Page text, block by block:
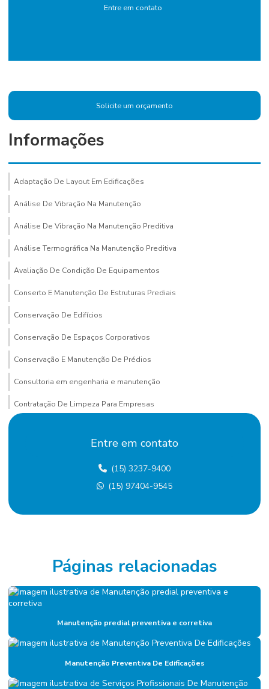
Entre em contato
Solicite um orçamento
Informações
Adaptação De Layout Em Edificações
Análise De Vibração Na Manutenção
Análise De Vibração Na Manutenção Preditiva
Análise Termográfica Na Manutenção Preditiva
Avaliação De Condição De Equipamentos
Conserto E Manutenção De Estruturas Prediais
Conservação De Edifícios
Conservação De Espaços Corporativos
Conservação E Manutenção De Prédios
Consultoria em engenharia e manutenção
Contratação De Limpeza Para Empresas
Contratação de mão de obra terceirizada
Custo terceirização mão de obra
Empresa De Manutenção Predial
Empresa De Serviços De Manutenção
Empresa especializada em mão de obra terceirizada
Empresa de facilities
Empresa de facilities industrial
Entre em contato
(15) 3237-9400
(15) 97404-9545
Páginas relacionadas
Manutenção predial preventiva e corretiva
Manutenção Preventiva De Edificações